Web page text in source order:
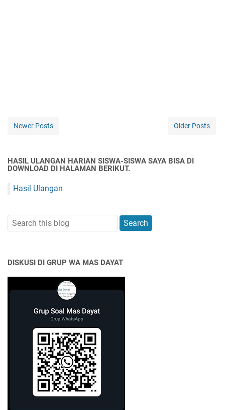
Newer Posts Older Posts
HASIL ULANGAN HARIAN SISWA-SISWA SAYA BISA DI
DOWNLOAD DI HALAMAN BERIKUT.
Hasil Ulangan
DISKUSI DI GRUP WA MAS DAYAT